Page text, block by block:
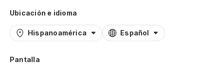
Ubicación e idioma
Hispanoamérica Español
Pantalla